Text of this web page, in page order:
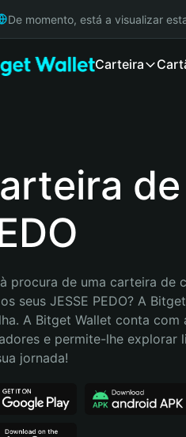
De momento, está a visualizar
Carteira
de
procura de uma carteira de
seus JESSE PEDO? A
A Bitget Wallet conta
e permite-lhe explorar
jornada!